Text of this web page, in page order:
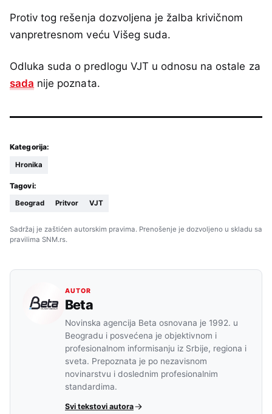
Protiv tog rešenja dozvoljena je žalba krivičnom
vanpretresnom veću Višeg suda.
Odluka suda o predlogu VJT u odnosu na ostale za
sada nije poznata.
Kategorija:
Hronika
Tagovi:
Beograd Pritvor VJT
Sadržaj je zaštićen autorskim pravima. Prenošenje je dozvoljeno u skladu sa
pravilima SNM.rs.
AUTOR
Beta
Novinska agencija Beta osnovana je 1992. u
Beogradu i posvećena je objektivnom i
profesionalnom informisanju iz Srbije, regiona i
sveta. Prepoznata je po nezavisnom
novinarstvu i doslednim profesionalnim
standardima.
Svi tekstovi autora